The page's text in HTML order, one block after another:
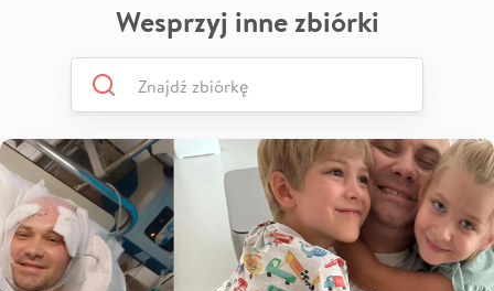
Wesprzyj inne zbiórki